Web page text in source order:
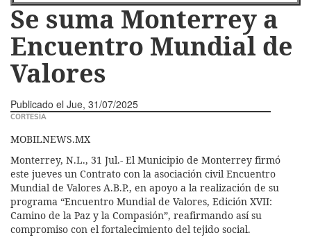
Se suma Monterrey a
Encuentro Mundial de
Valores
Publicado el Jue, 31/07/2025
CORTESÍA
MOBILNEWS.MX
Monterrey, N.L., 31 Jul.- El Municipio de Monterrey firmó
este jueves un Contrato con la asociación civil Encuentro
Mundial de Valores A.B.P., en apoyo a la realización de su
programa “Encuentro Mundial de Valores, Edición XVII:
Camino de la Paz y la Compasión”, reafirmando así su
compromiso con el fortalecimiento del tejido social.